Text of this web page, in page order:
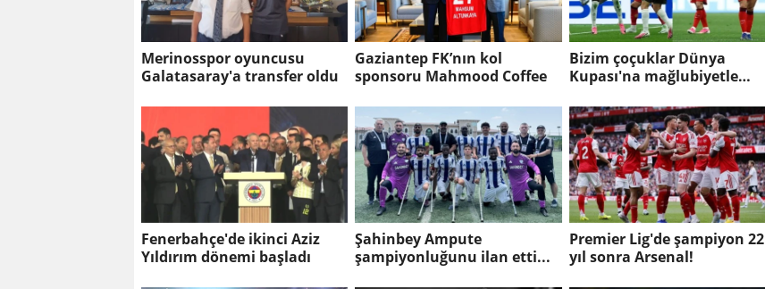
Merinosspor oyuncusu
Galatasaray'a transfer oldu
Gaziantep FK’nın kol
sponsoru Mahmood Coffee
Bizim çoçuklar Dünya
Kupası'na mağlubiyetle
Fenerbahçe'de ikinci Aziz
Yıldırım dönemi başladı
Şahinbey Ampute
şampiyonluğunu ilan etti...
Premier Lig'de şampiyon 22
yıl sonra Arsenal!